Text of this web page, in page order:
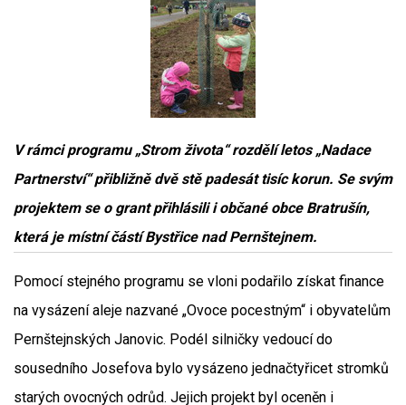
V rámci programu „Strom života“ rozdělí letos „Nadace
Partnerství“ přibližně dvě stě padesát tisíc korun. Se svým
projektem se o grant přihlásili i občané obce Bratrušín,
která je místní částí Bystřice nad Pernštejnem.
Pomocí stejného programu se vloni podařilo získat finance
na vysázení aleje nazvané „Ovoce pocestným“ i obyvatelům
Pernštejnských Janovic. Podél silničky vedoucí do
sousedního Josefova bylo vysázeno jednačtyřicet stromků
starých ovocných odrůd. Jejich projekt byl oceněn i